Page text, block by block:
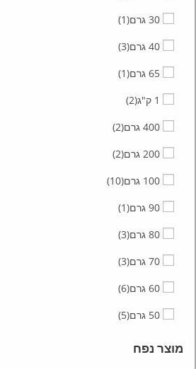
30 גרם
(1)
40 גרם
(3)
65 גרם
(1)
1 ק"ג
(2)
400 גרם
(2)
200 גרם
(2)
100 גרם
(10)
90 גרם
(1)
80 גרם
(3)
70 גרם
(3)
60 גרם
(6)
50 גרם
(5)
מוצר נפח